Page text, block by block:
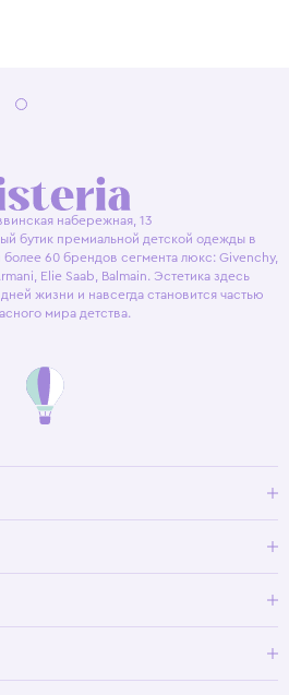
набережная, 13
бутик премиальной детской одежды в
60 брендов сегмента люкс: Givenchy,
Elie Saab, Balmain. Эстетика здесь
жизни и навсегда становится частью
мира детства.